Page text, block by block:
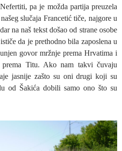
pa je možda partija preuzela
slučaja Francetić tiče, najgore u
na naš tekst došao od strane osobe
da je prethodno bila zaposlena u
govor mržnje prema Hrvatima i
prema Titu. Ako nam takvi čuvaju
jasnije zašto su oni drugi koji su
od Šakića dobili samo ono što su